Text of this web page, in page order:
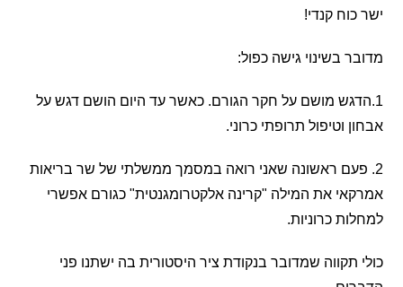
קנדי!
בשינוי גישה כפול:
מושם על חקר הגורם. כאשר עד היום הושם דגש על
וטיפול תרופתי כרוני.
ראשונה שאני רואה במסמך ממשלתי של שר בריאות
את המילה "קרינה אלקטרומגנטית" כגורם אפשרי
כרוניות.
תקווה שמדובר בנקודת ציר היסטורית בה ישתנו פני